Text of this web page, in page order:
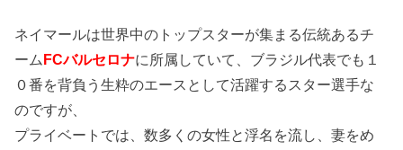
ネイマールは世界中のトップスターが集まる伝統あるチ
ームFCバルセロナに所属していて、ブラジル代表でも１
０番を背負う生粋のエースとして活躍するスター選手な
のですが、
プライベートでは、数多くの女性と浮名を流し、妻をめ